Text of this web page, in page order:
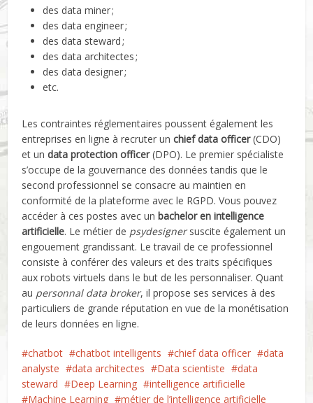
des data miner ;
des data engineer ;
des data steward ;
des data architectes ;
des data designer ;
etc.
Les contraintes réglementaires poussent également les
entreprises en ligne à recruter unchief data officer(CDO)
et undata protection officer(DPO). Le premier spécialiste
s’occupe de la gouvernance des données tandis que le
second professionnel se consacre au maintien en
conformité de la plateforme avec le RGPD. Vous pouvez
accéder à ces postes avec unbachelor en intelligence
artificielle. Le métier de psydesignersuscite également un
engouement grandissant. Le travail de ce professionnel
consiste à conférer des valeurs et des traits spécifiques
aux robots virtuels dans le but de les personnaliser. Quant
au personnal data broker, il propose ses services à des
particuliers de grande réputation en vue de la monétisation
de leurs données en ligne.
chatbot chatbot intelligents chief data officer
data
analyste
data architectes Data scientiste
data
steward
Deep Learning
intelligence artificielle
Machine Learning
métier de l’intelligence artificielle